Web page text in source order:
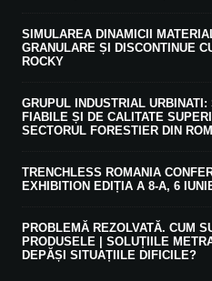
SIMULAREA DINAMICII
GRANULARE ȘI DISCONTINUE
ROCKY
GRUPUL INDUSTRIAL URBINATI:
FIABILE ȘI DE CALITATE
SECTORUL FORESTIER DIN
TRENCHLESS ROMANIA
EXHIBITION EDIȚIA A 8-A, 6
PROBLEMĂ REZOLVATĂ. CUM
PRODUSELE | SOLUȚIILE
DEPĂȘI SITUAȚIILE DIFICILE?